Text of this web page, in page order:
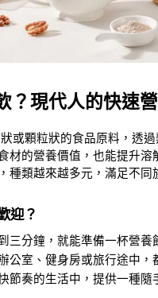
？現代人的快速
或顆粒狀的食品原料，透
材的營養價值，也能提升
，種類越來越多元，滿足不同
迎？
三分鐘，就能準備一杯營養
公室、健身房或旅行途中
節奏的生活中，提供一種